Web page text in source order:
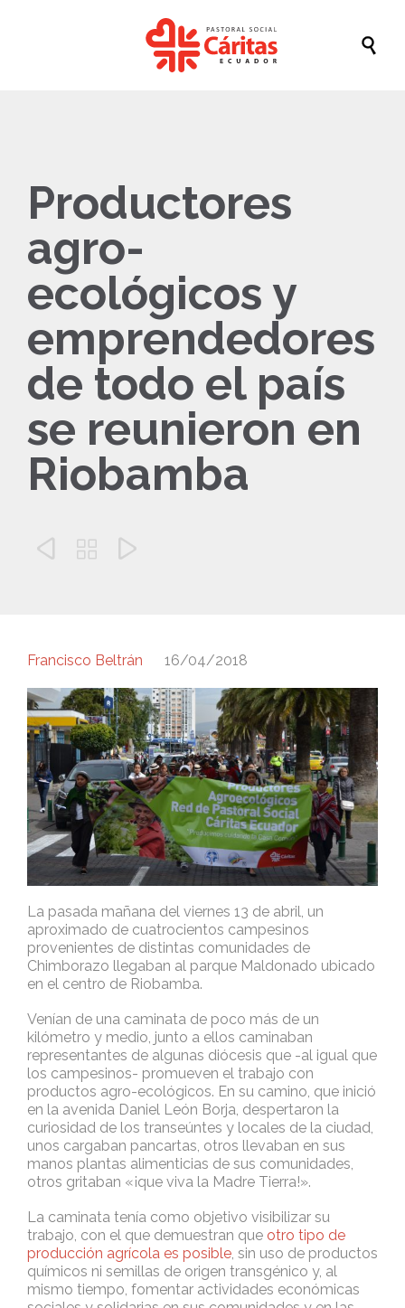

Productores
agro-
ecológicos y
emprendedores
de todo el país
se reunieron en
Riobamba
  
Francisco Beltrán 16/04/2018
La pasada mañana del viernes 13 de abril, un
aproximado de cuatrocientos campesinos
provenientes de distintas comunidades de
Chimborazo llegaban al parque Maldonado ubicado
en el centro de Riobamba.
Venían de una caminata de poco más de un
kilómetro y medio, junto a ellos caminaban
representantes de algunas diócesis que -al igual que
los campesinos- promueven el trabajo con
productos agro-ecológicos. En su camino, que inició
en la avenida Daniel León Borja, despertaron la
curiosidad de los transeúntes y locales de la ciudad,
unos cargaban pancartas, otros llevaban en sus
manos plantas alimenticias de sus comunidades,
otros gritaban «¡que viva la Madre Tierra!».
La caminata tenía como objetivo visibilizar su
trabajo, con el que demuestran que otro tipo de
producción agrícola es posible, sin uso de productos
químicos ni semillas de origen transgénico y, al
mismo tiempo, fomentar actividades económicas